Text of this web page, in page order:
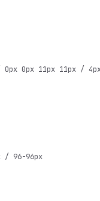
0px 11px 11px /
/ 96-96px